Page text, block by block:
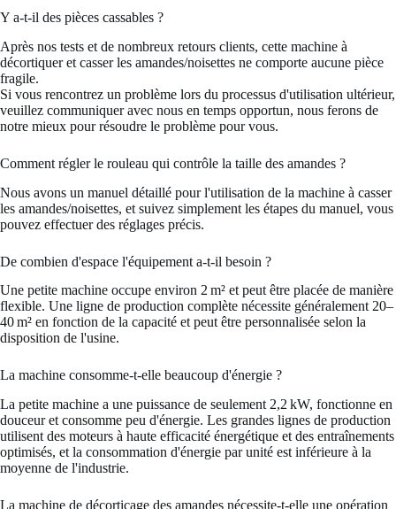
Y a-t-il des pièces cassables ?
Après nos tests et de nombreux retours clients, cette machine à
décortiquer et casser les amandes/noisettes ne comporte aucune pièce
fragile.
Si vous rencontrez un problème lors du processus d'utilisation ultérieur,
veuillez communiquer avec nous en temps opportun, nous ferons de
notre mieux pour résoudre le problème pour vous.
Comment régler le rouleau qui contrôle la taille des amandes ?
Nous avons un manuel détaillé pour l'utilisation de la machine à casser
les amandes/noisettes, et suivez simplement les étapes du manuel, vous
pouvez effectuer des réglages précis.
De combien d'espace l'équipement a-t-il besoin ?
Une petite machine occupe environ 2 m² et peut être placée de manière
flexible. Une ligne de production complète nécessite généralement 20–
40 m² en fonction de la capacité et peut être personnalisée selon la
disposition de l'usine.
La machine consomme-t-elle beaucoup d'énergie ?
La petite machine a une puissance de seulement 2,2 kW, fonctionne en
douceur et consomme peu d'énergie. Les grandes lignes de production
utilisent des moteurs à haute efficacité énergétique et des entraînements
optimisés, et la consommation d'énergie par unité est inférieure à la
moyenne de l'industrie.
La machine de décorticage des amandes nécessite-t-elle une opération